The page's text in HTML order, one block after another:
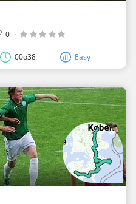
0 ·
00o38 Easy